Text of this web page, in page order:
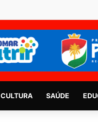
CULTURA SAÚDE